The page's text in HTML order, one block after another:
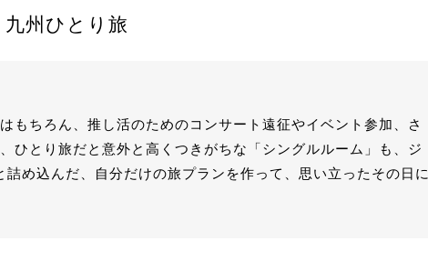
州ひとり旅
もちろん、推し活のためのコンサート遠征やイベント参加、さ
ひとり旅だと意外と高くつきがちな「シングルルーム」も、ジ
め込んだ、自分だけの旅プランを作って、思い立ったその日に